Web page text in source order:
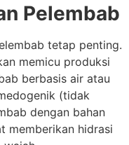
Pelembab
tetap penting.
memicu produksi
berbasis air atau
(tidak
dengan bahan
memberikan hidrasi